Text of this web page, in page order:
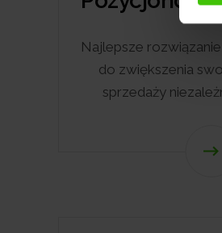
Najlepsze
do zwiększenia
sprzedaży